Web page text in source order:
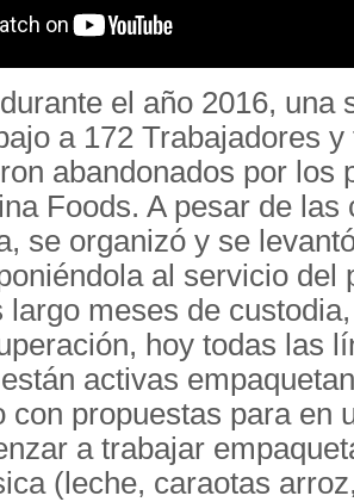
el año 2016, una
a 172 Trabajadores
abandonados por los
Foods. A pesar de las
se organizó y se
al servicio del
largo meses de
hoy todas las
activas
con propuestas para en
a trabajar
(leche, caraotas